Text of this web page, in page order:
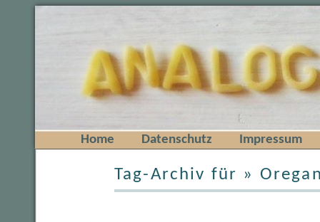
Home Datenschutz Impressum
Tag-Archiv für »